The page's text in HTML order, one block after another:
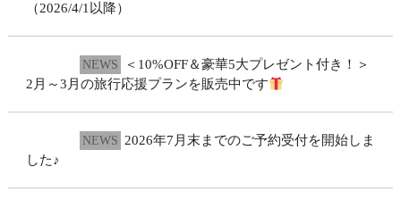
（2026/4/1以降）
NEWS
＜10%OFF＆豪華5大プレゼント付き！＞
2月～3月の旅行応援プランを販売中です
NEWS 2026年7月末までのご予約受付を開始しま
した♪